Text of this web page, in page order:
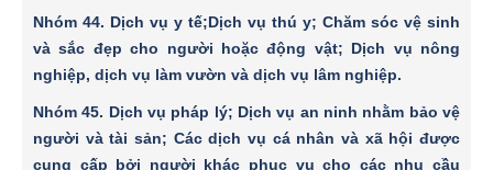
Nhóm 44. Dịch vụ y tế;Dịch vụ thú y; Chăm sóc vệ sinh
và sắc đẹp cho người hoặc động vật; Dịch vụ nông
nghiệp, dịch vụ làm vườn và dịch vụ lâm nghiệp.
Nhóm 45. Dịch vụ pháp lý; Dịch vụ an ninh nhằm bảo vệ
người và tài sản; Các dịch vụ cá nhân và xã hội được
cung cấp bởi người khác phục vụ cho các nhu cầu